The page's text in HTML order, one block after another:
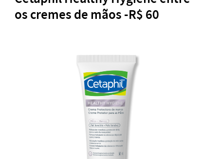
os cremes de mãos -R$ 60